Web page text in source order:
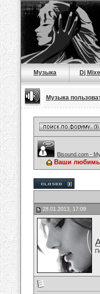
Музыка Dj
Музыка
Bisound.com -
Ваши
28.01.2013, 17:09